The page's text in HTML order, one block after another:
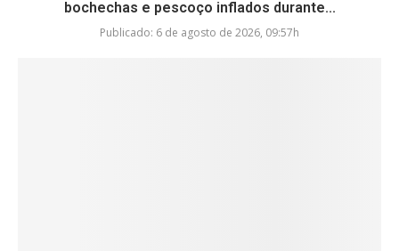
bochechas e pescoço inflados durante...
Publicado: 6 de agosto de 2026, 09:57h